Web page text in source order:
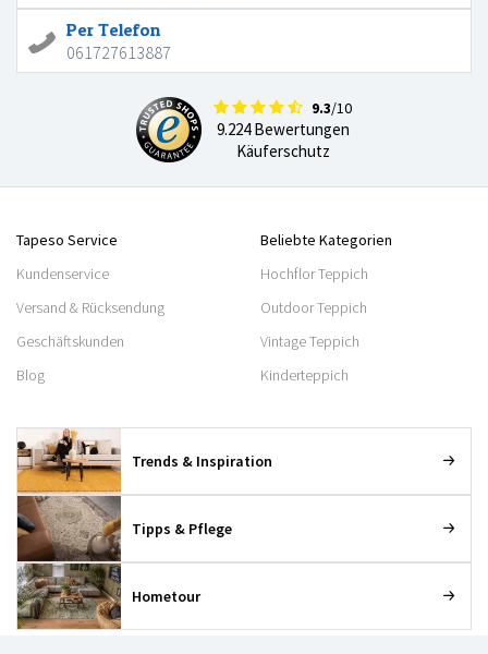
Per Telefon
061727613887
9.3/10
9.224 Bewertungen
Käuferschutz
Tapeso Service
Kundenservice
Versand & Rücksendung
Geschäftskunden
Blog
Beliebte Kategorien
Hochflor Teppich
Outdoor Teppich
Vintage Teppich
Kinderteppich
Trends & Inspiration
Tipps & Pflege
Hometour